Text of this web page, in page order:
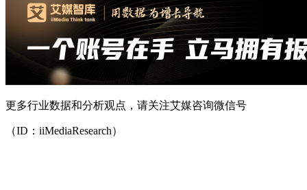
更多行业数据和分析观点，请关注艾媒咨询微信号
（ID：iiMediaResearch）